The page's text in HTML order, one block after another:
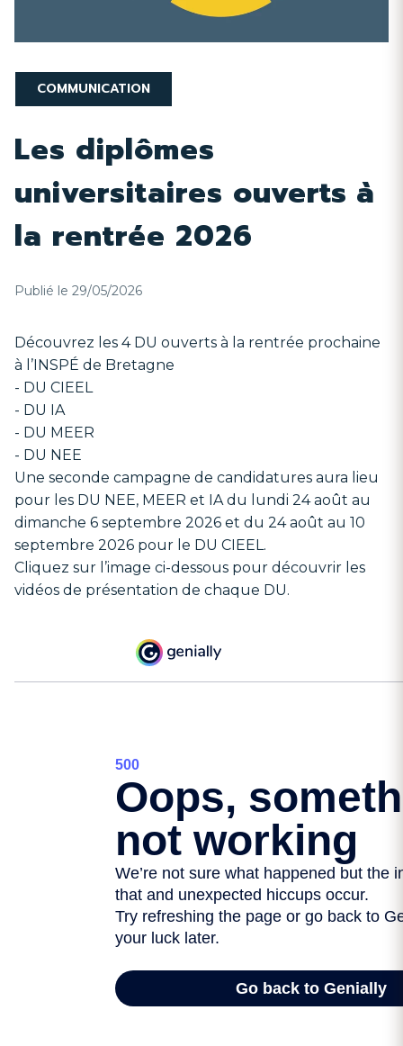
COMMUNICATION
Les diplômes
universitaires ouverts à
la rentrée 2026
Publié le 29/05/2026
Découvrez les 4 DU ouverts à la rentrée prochaine
à l’INSPÉ de Bretagne
- DU CIEEL
- DU IA
- DU MEER
- DU NEE
Une seconde campagne de candidatures aura lieu
pour les DU NEE, MEER et IA du lundi 24 août au
dimanche 6 septembre 2026 et du 24 août au 10
septembre 2026 pour le DU CIEEL.
Cliquez sur l’image ci-dessous pour découvrir les
vidéos de présentation de chaque DU.